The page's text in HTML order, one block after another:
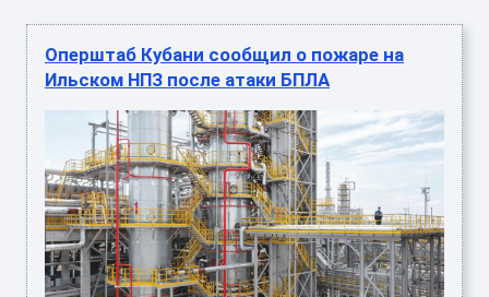
Оперштаб Кубани сообщил о пожаре на
Ильском НПЗ после атаки БПЛА